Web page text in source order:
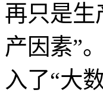
再只是生
产因素”
入了“大